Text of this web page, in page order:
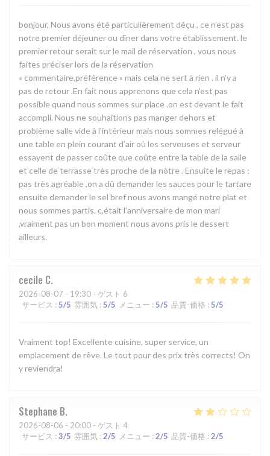
bonjour, Nous avons été particulièrement déçu , ce n’est pas
notre premier déjeuner ou dîner dans votre établissement. le
premier retour serait sur le mail de réservation , vous nous
faites préciser lors de la réservation
« commentaire,préférence » mais cela ne sert à rien . il n’y a
pas de retour .En fait nous apprenons que cela n’est pas
possible quand nous sommes sur place .on est devant le fait
accompli. Nous ne souhaitions pas manger dehors et
problème salle vide à l’intérieur mais nous sommes relégué à
une table en plein courant d’air où les serveuses et serveur
essayent de passer coûte que coûte entre la table de la salle
et celle de terrasse très proche de la nôtre . Ensuite le repas :
pas très agréable ,on a dû demander les sauces pour le tartare
ensuite demander le sel bref nous avons mangé notre plat et
nous sommes partis. c,était l’anniversaire de mon mari
,vraiment pas un bon moment nous avons pris le dessert
ailleurs.
cecile C
2026-08-07 - 19:30 - ゲスト 6
サービス : 5/5 雰囲気 : 5/5 メニュー : 5/5 品質-価格 : 5/5
Vraiment top! Excellente cuisine, super service, un
emplacement de rêve. Le tout pour des prix très corrects! On
y reviendra!
Stephane B
2026-08-06 - 20:00 - ゲスト 4
サービス : 3/5 雰囲気 : 2/5 メニュー : 2/5 品質-価格 : 2/5